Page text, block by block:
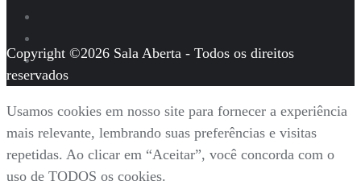
Copyright ©2026 Sala Aberta - Todos os direitos
reservados
Usamos cookies em nosso site para fornecer a experiência
mais relevante, lembrando suas preferências e visitas
repetidas. Ao clicar em “Aceitar”, você concorda com o
uso de TODOS os cookies.